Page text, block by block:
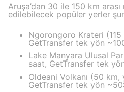
Aruşa’dan 30 ile 150 km
edilebilecek popüler yerler
Ngorongoro Krateri (115
GetTransfer tek yön
Lake Manyara Ulusal
saat, GetTransfer tek
Oldeani Volkanı (50 km,
GetTransfer tek yön